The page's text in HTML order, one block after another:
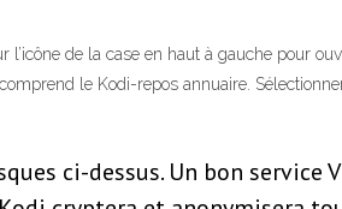
de la case en haut à gauche pour
le Kodi-repos annuaire.
ci-dessus. Un bon service